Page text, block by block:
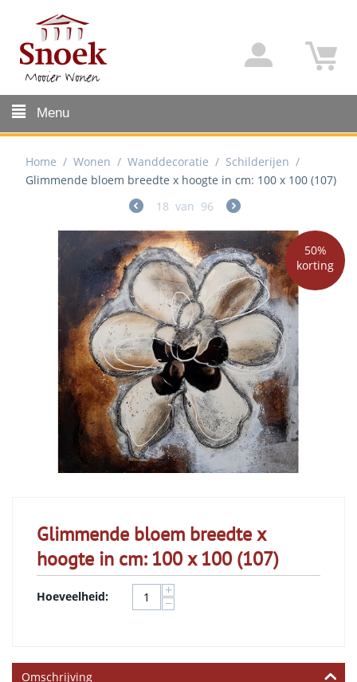
Menu
Home / Wonen / Wanddecoratie / Schilderijen /
Glimmende bloem breedte x hoogte in cm: 100 x 100 (107)
18 van 96
50%
korting
Glimmende bloem breedte x
hoogte in cm: 100 x 100 (107)
Hoeveelheid: +
−
Omschrijving